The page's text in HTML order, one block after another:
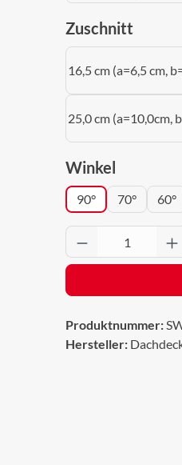
Zuschnitt
16,5 cm (a=6,5 cm,
25,0 cm (a=10,0cm,
Winkel
90° 70° 60°
Produkt
Produktnummer:
Hersteller: